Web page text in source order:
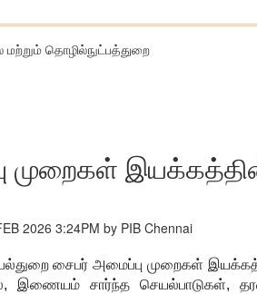
மற்றும் தொழில்நுட்பத்துறை
முறைகள்
FEB 2026 3:24PM by PIB Chennai
பல்துறை சைபர் அமைப்பு முறைகள்
,இணையம் சார்ந்த செயல்பாடுகள்,